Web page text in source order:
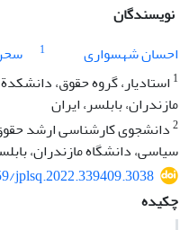
نویسندگان
احسان شهسواری
1
1 استادیار، گروه حقوق،
مازندران، بابلسر، ایران
2دانشجوی کارشناسی ارشد
سیاسی، دانشگاه مازندران،
jplsq.2022.339409.3038
چکیده